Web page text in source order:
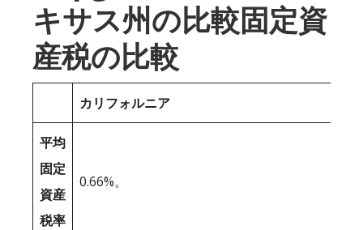
キサス州の比較固定資
産税の比較
カリフォルニア
平均
固定
資産
税率
0.66%。